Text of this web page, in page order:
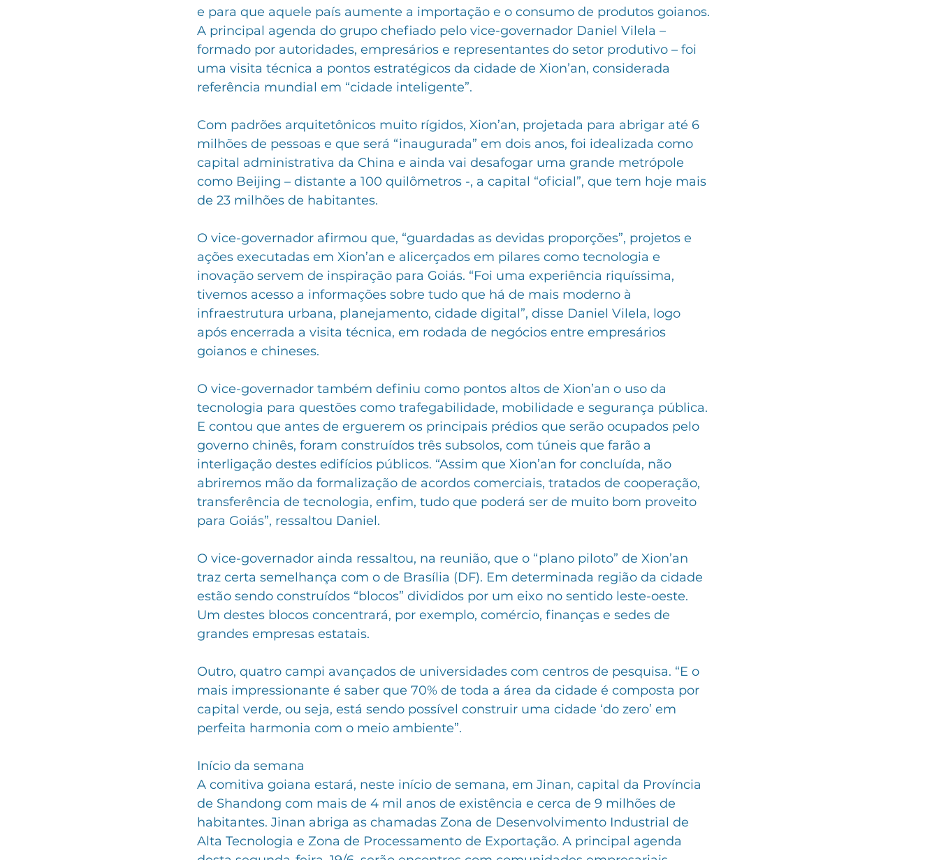
e para que aquele país aumente a importação e o consumo de produtos goianos.
A principal agenda do grupo chefiado pelo vice-governador Daniel Vilela –
formado por autoridades, empresários e representantes do setor produtivo – foi
uma visita técnica a pontos estratégicos da cidade de Xion’an, considerada
referência mundial em “cidade inteligente”.
Com padrões arquitetônicos muito rígidos, Xion’an, projetada para abrigar até 6
milhões de pessoas e que será “inaugurada” em dois anos, foi idealizada como
capital administrativa da China e ainda vai desafogar uma grande metrópole
como Beijing – distante a 100 quilômetros -, a capital “oficial”, que tem hoje mais
de 23 milhões de habitantes.
O vice-governador afirmou que, “guardadas as devidas proporções”, projetos e
ações executadas em Xion’an e alicerçados em pilares como tecnologia e
inovação servem de inspiração para Goiás. “Foi uma experiência riquíssima,
tivemos acesso a informações sobre tudo que há de mais moderno à
infraestrutura urbana, planejamento, cidade digital”, disse Daniel Vilela, logo
após encerrada a visita técnica, em rodada de negócios entre empresários
goianos e chineses.
O vice-governador também definiu como pontos altos de Xion’an o uso da
tecnologia para questões como trafegabilidade, mobilidade e segurança pública.
E contou que antes de erguerem os principais prédios que serão ocupados pelo
governo chinês, foram construídos três subsolos, com túneis que farão a
interligação destes edifícios públicos. “Assim que Xion’an for concluída, não
abriremos mão da formalização de acordos comerciais, tratados de cooperação,
transferência de tecnologia, enfim, tudo que poderá ser de muito bom proveito
para Goiás”, ressaltou Daniel.
O vice-governador ainda ressaltou, na reunião, que o “plano piloto” de Xion’an
traz certa semelhança com o de Brasília (DF). Em determinada região da cidade
estão sendo construídos “blocos” divididos por um eixo no sentido leste-oeste.
Um destes blocos concentrará, por exemplo, comércio, finanças e sedes de
grandes empresas estatais.
Outro, quatro campi avançados de universidades com centros de pesquisa. “E o
mais impressionante é saber que 70% de toda a área da cidade é composta por
capital verde, ou seja, está sendo possível construir uma cidade ‘do zero’ em
perfeita harmonia com o meio ambiente”.
Início da semana
A comitiva goiana estará, neste início de semana, em Jinan, capital da Província
de Shandong com mais de 4 mil anos de existência e cerca de 9 milhões de
habitantes. Jinan abriga as chamadas Zona de Desenvolvimento Industrial de
Alta Tecnologia e Zona de Processamento de Exportação. A principal agenda